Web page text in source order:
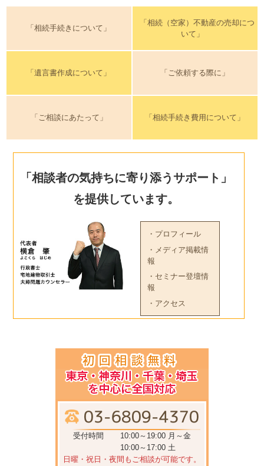
「相続手続きについて」
「相続（空家）不動産の売却につ
いて」
「遺言書作成について」 「ご依頼する際に」
「ご相談にあたって」 「相続手続き費用について」
「相談者の気持ちに寄り添うサポート」
を提供しています。
・プロフィール
・メディア掲載情
報
・セミナー登壇情
報
・アクセス
受付時間
10:00～19:00 月～金
10:00～17:00 土
日曜・祝日・夜間もご相談が可能です。